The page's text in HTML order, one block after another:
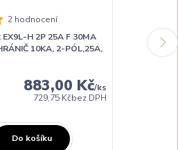
2 hodnocení
EX9L-H 2P 25A F 30MA
10KA, 2-PÓL,25A,
883,00 Kč/ks
729,75 Kčbez DPH
Do košíku
PROUDOVÝ
30MA, F